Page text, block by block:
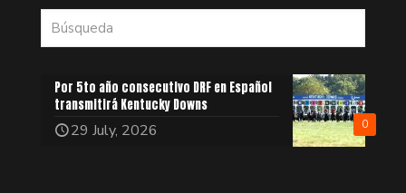
0
Por 5to año consecutivo DRF en Español
transmitirá Kentucky Downs
29 July, 2026